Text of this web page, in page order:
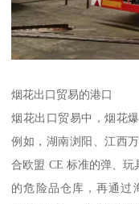
烟花出口贸易的港口​
烟花出口贸易中，烟花
例如，湖南浏阳、江西
合欧盟 CE 标准的弹、
的危险品仓库，再通过